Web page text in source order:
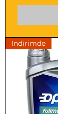
İndirimde